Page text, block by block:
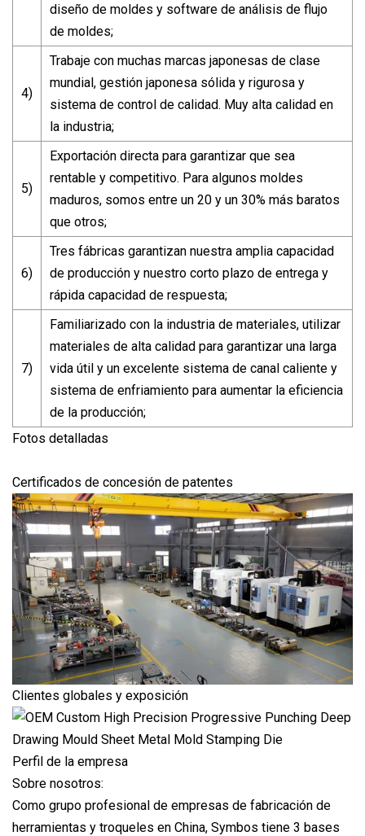
diseño de moldes y software de análisis de flujo
de moldes;
4)
Trabaje con muchas marcas japonesas de clase
mundial, gestión japonesa sólida y rigurosa y
sistema de control de calidad. Muy alta calidad en
la industria;
5)
Exportación directa para garantizar que sea
rentable y competitivo. Para algunos moldes
maduros, somos entre un 20 y un 30% más baratos
que otros;
6)
Tres fábricas garantizan nuestra amplia capacidad
de producción y nuestro corto plazo de entrega y
rápida capacidad de respuesta;
7)
Familiarizado con la industria de materiales, utilizar
materiales de alta calidad para garantizar una larga
vida útil y un excelente sistema de canal caliente y
sistema de enfriamiento para aumentar la eficiencia
de la producción;
Fotos detalladas
Certificados de concesión de patentes
Clientes globales y exposición
Perfil de la empresa
Sobre nosotros:
Como grupo profesional de empresas de fabricación de
herramientas y troqueles en China, Symbos tiene 3 bases